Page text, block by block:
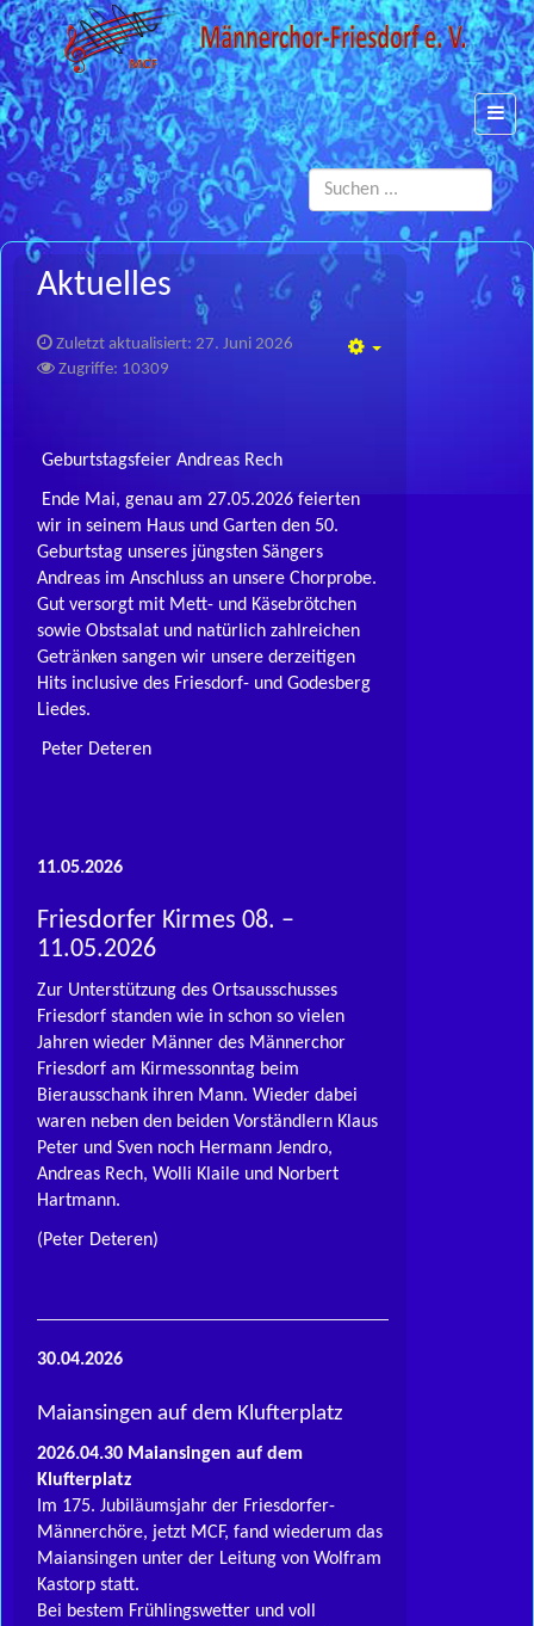
...
Aktuelles
Zuletzt aktualisiert: 27. Juni 2026
Zugriffe: 10309
Geburtstagsfeier Andreas Rech
Ende Mai, genau am 27.05.2026 feierten
wir in seinem Haus und Garten den 50.
Geburtstag unseres jüngsten Sängers
Andreas im Anschluss an unsere Chorprobe.
Gut versorgt mit Mett- und Käsebrötchen
sowie Obstsalat und natürlich zahlreichen
Getränken sangen wir unsere derzeitigen
Hits inclusive des Friesdorf- und Godesberg
Liedes.
Peter Deteren
11.05.2026
Friesdorfer Kirmes 08. –
11.05.2026
Zur Unterstützung des Ortsausschusses
Friesdorf standen wie in schon so vielen
Jahren wieder Männer des Männerchor
Friesdorf am Kirmessonntag beim
Bierausschank ihren Mann. Wieder dabei
waren neben den beiden Vorständlern Klaus
Peter und Sven noch Hermann Jendro,
Andreas Rech, Wolli Klaile und Norbert
Hartmann.
(Peter Deteren)
30.04.2026
Maiansingen auf dem Klufterplatz
2026.04.30 Maiansingen auf dem
Klufterplatz
Im 175. Jubiläumsjahr der Friesdorfer-
Männerchöre, jetzt MCF, fand wiederum das
Maiansingen unter der Leitung von Wolfram
Kastorp statt.
Bei bestem Frühlingswetter und voll